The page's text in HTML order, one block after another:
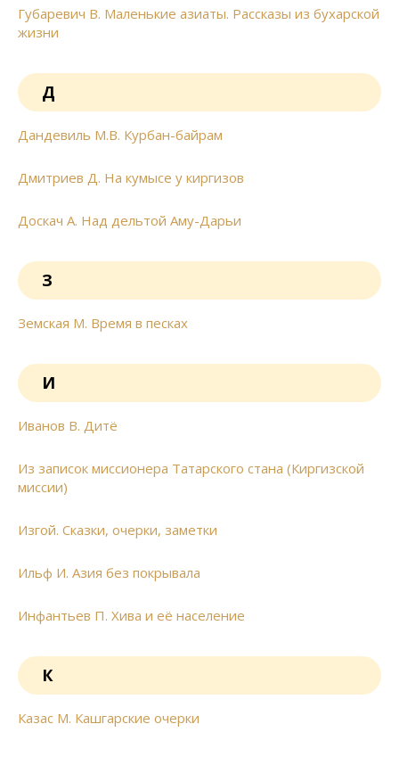
Губаревич В. Маленькие азиаты. Рассказы из бухарской
жизни
Д
Дандевиль М.В. Курбан-байрам
Дмитриев Д. На кумысе у киргизов
Доскач А. Над дельтой Аму-Дарьи
З
Земская М. Время в песках
И
Иванов В. Дитё
Из записок миссионера Татарского стана (Киргизской
миссии)
Изгой. Сказки, очерки, заметки
Ильф И. Азия без покрывала
Инфантьев П. Хива и её население
К
Казас М. Кашгарские очерки